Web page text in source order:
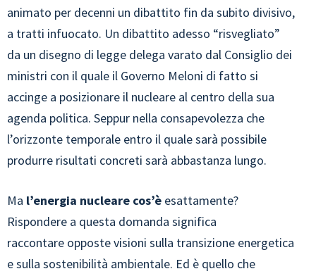
animato per decenni un dibattito fin da subito divisivo,
a tratti infuocato. Un dibattito adesso “risvegliato”
da un disegno di legge delega varato dal Consiglio dei
ministri con il quale il Governo Meloni di fatto si
accinge a posizionare il nucleare al centro della sua
agenda politica. Seppur nella consapevolezza che
l’orizzonte temporale entro il quale sarà possibile
produrre risultati concreti sarà abbastanza lungo.
Ma l’energia nucleare cos’è esattamente?
Rispondere a questa domanda significa
raccontare opposte visioni sulla transizione energetica
e sulla sostenibilità ambientale. Ed è quello che